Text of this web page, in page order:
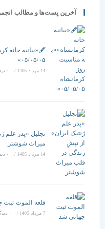
آخرین پست‌ها و مطالب انجمن
🖋️«بیانیه خانه
۰۵/۰۵/۰۵»
/ ۰ دیدگاه
تجلیل «پدر علم ژنتیک
میراث شوشتر
14 مرداد 1405 / ۰ دیدگاه
قلعه الموت ثبت جهانی
/ ۰ دیدگاه